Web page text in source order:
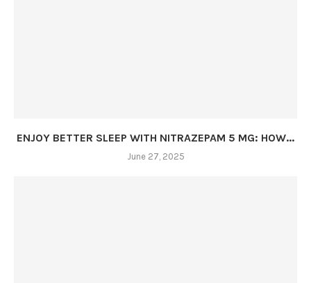
ENJOY BETTER SLEEP WITH NITRAZEPAM 5 MG: HOW...
June 27, 2025